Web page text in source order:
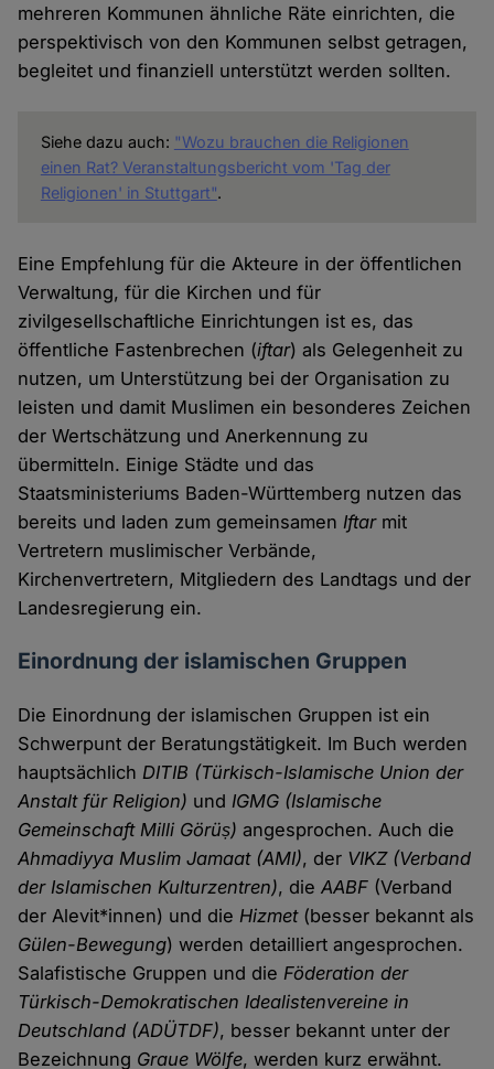
mehreren Kommunen ähnliche Räte einrichten, die
perspektivisch von den Kommunen selbst getragen,
begleitet und finanziell unterstützt werden sollten.
Siehe dazu auch: "Wozu brauchen die Religionen
einen Rat? Veranstaltungsbericht vom 'Tag der
Religionen' in Stuttgart".
Eine Empfehlung für die Akteure in der öffentlichen
Verwaltung, für die Kirchen und für
zivilgesellschaftliche Einrichtungen ist es, das
öffentliche Fastenbrechen (iftar) als Gelegenheit zu
nutzen, um Unterstützung bei der Organisation zu
leisten und damit Muslimen ein besonderes Zeichen
der Wertschätzung und Anerkennung zu
übermitteln. Einige Städte und das
Staatsministeriums Baden-Württemberg nutzen das
bereits und laden zum gemeinsamen Iftarmit
Vertretern muslimischer Verbände,
Kirchenvertretern, Mitgliedern des Landtags und der
Landesregierung ein.
Einordnung der islamischen Gruppen
Die Einordnung der islamischen Gruppen ist ein
Schwerpunt der Beratungstätigkeit. Im Buch werden
hauptsächlich DITIB (Türkisch-Islamische Union der
Anstalt für Religion) und IGMG (Islamische
Gemeinschaft Milli Görüș)angesprochen. Auch die
Ahmadiyya Muslim Jamaat (AMI), der VIKZ (Verband
der Islamischen Kulturzentren), dieAABF (Verband
der Alevit*innen) und die Hizmet(besser bekannt als
Gülen-Bewegung) werden detailliert angesprochen.
Salafistische Gruppen und die Föderation der
Türkisch-Demokratischen Idealistenvereine in
Deutschland (ADÜTDF), besser bekannt unter der
Bezeichnung Graue Wölfe, werden kurz erwähnt.